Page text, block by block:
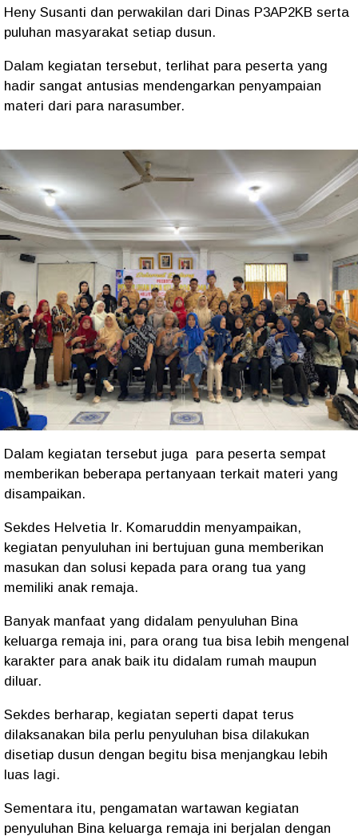
Heny Susanti dan perwakilan dari Dinas P3AP2KB serta
puluhan masyarakat setiap dusun.
Dalam kegiatan tersebut, terlihat para peserta yang
hadir sangat antusias mendengarkan penyampaian
materi dari para narasumber.
Dalam kegiatan tersebut juga para peserta sempat
memberikan beberapa pertanyaan terkait materi yang
disampaikan.
Sekdes Helvetia Ir. Komaruddin menyampaikan,
kegiatan penyuluhan ini bertujuan guna memberikan
masukan dan solusi kepada para orang tua yang
memiliki anak remaja.
Banyak manfaat yang didalam penyuluhan Bina
keluarga remaja ini, para orang tua bisa lebih mengenal
karakter para anak baik itu didalam rumah maupun
diluar.
Sekdes berharap, kegiatan seperti dapat terus
dilaksanakan bila perlu penyuluhan bisa dilakukan
disetiap dusun dengan begitu bisa menjangkau lebih
luas lagi.
Sementara itu, pengamatan wartawan kegiatan
penyuluhan Bina keluarga remaja ini berjalan dengan